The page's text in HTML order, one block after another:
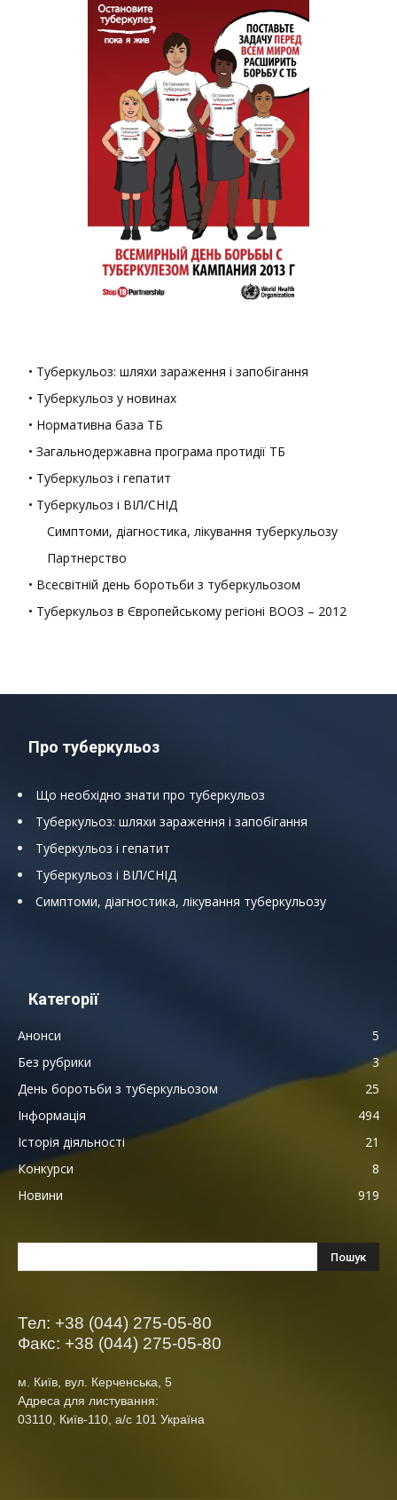
• Туберкульоз: шляхи зараження і запобігання
• Туберкульоз у новинах
• Нормативна база ТБ
• Загальнодержавна програма протидії ТБ
• Туберкульоз і гепатит
• Туберкульоз і ВІЛ/СНІД
Симптоми, діагностика, лікування туберкульозу
Партнерство
• Всесвітній день боротьби з туберкульозом
• Туберкульоз в Європейському регіоні ВООЗ – 2012
Про туберкульоз
Що необхідно знати про туберкульоз
Туберкульоз: шляхи зараження і запобігання
Туберкульоз і гепатит
Туберкульоз і ВІЛ/СНІД
Симптоми, діагностика, лікування туберкульозу
Категорії
Анонси
5
Без рубрики
3
День боротьби з туберкульозом
25
Інформація
494
Історія діяльності
21
Конкурси
8
Новини
919
Тел: +38 (044) 275-05-80
Факс: +38 (044) 275-05-80
м. Київ, вул. Керченська, 5
Адреса для листування:
03110, Київ-110, а/с 101 Україна